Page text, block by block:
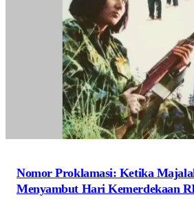
Nomor Proklamasi: Ketika
Menyambut Hari Kemerdekaan